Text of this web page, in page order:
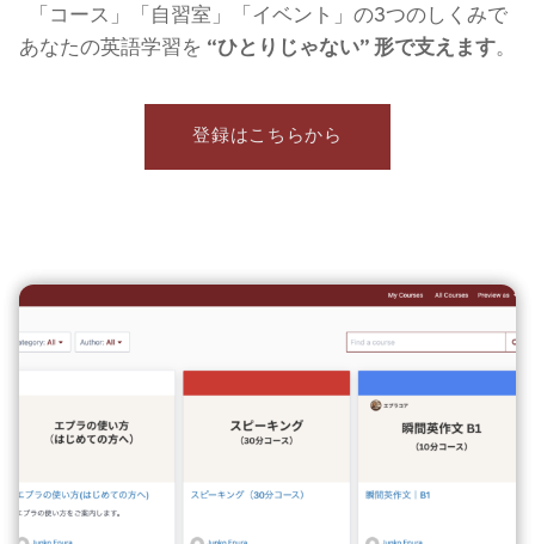
「コース」「自習室」「イベント」の3つのしくみで
あなたの英語学習を “ひとりじゃない” 形で支えます。
登録はこちらから